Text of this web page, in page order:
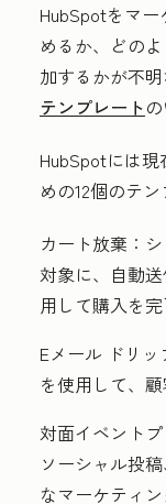
HubSpotをマ
めるか、どの
加するかが不
テンプレート
HubSpotには
めの12個のテ
カート放棄：
対象に、自動
用して購入を
Eメール ドリッ
を使用して、
対面イベント
ソーシャル投
なマーケティ